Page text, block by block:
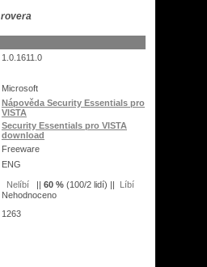
rovera
1.0.1611.0
Microsoft
Nápověda Security Essentials pro
VISTA
Security Essentials pro VISTA
download
Freeware
ENG
|| 60 % (100/2 lidí) ||
Nehodnoceno
1263